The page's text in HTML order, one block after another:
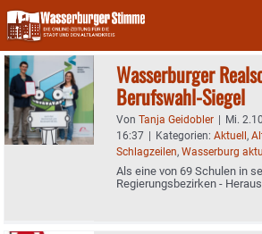
Skip
to
content
Wasserburger
Berufswahl-Siegel
Von Tanja Geidobler | Mi.
16:37 | Kategorien: Aktuell,
Schlagzeilen, Wasserburg
Als eine von 69 Schulen in
Regierungsbezirken -